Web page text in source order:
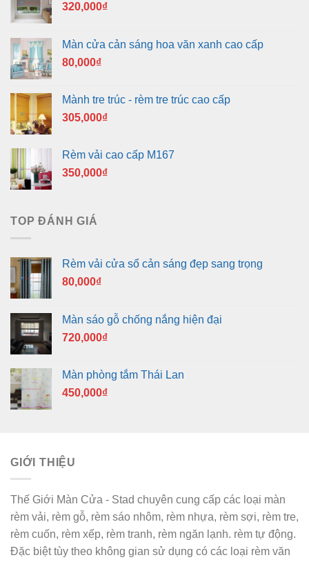
320,000₫
Màn cửa cản sáng hoa văn xanh cao cấp
80,000₫
Mành tre trúc - rèm tre trúc cao cấp
305,000₫
Rèm vải cao cấp M167
350,000₫
TOP ĐÁNH GIÁ
Rèm vải cửa sổ cản sáng đẹp sang trọng
80,000₫
Màn sáo gỗ chống nắng hiện đại
720,000₫
Màn phòng tắm Thái Lan
450,000₫
GIỚI THIỆU
Thế Giới Màn Cửa - Stad chuyên cung cấp các loại màn
rèm vải, rèm gỗ, rèm sáo nhôm, rèm nhựa, rèm sợi, rèm tre,
rèm cuốn, rèm xếp, rèm tranh, rèm ngăn lạnh. rèm tự động.
Đặc biệt tùy theo không gian sử dụng có các loại rèm văn